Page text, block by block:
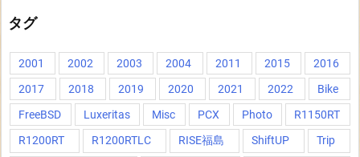
タグ
2001 2002 2003 2004 2011 2015
2016
2017
2018 2019 2020 2021 2022
Bike
FreeBSD
Luxeritas Misc PCX Photo
R1150RT
R1200RT
R1200RTLC RISE福島 ShiftUP Trip